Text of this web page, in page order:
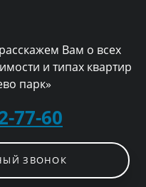
Вам о всех
и типах квартир
парк»
77-60
ЗВОНОК